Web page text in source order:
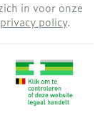
in voor onze
privacy policy.